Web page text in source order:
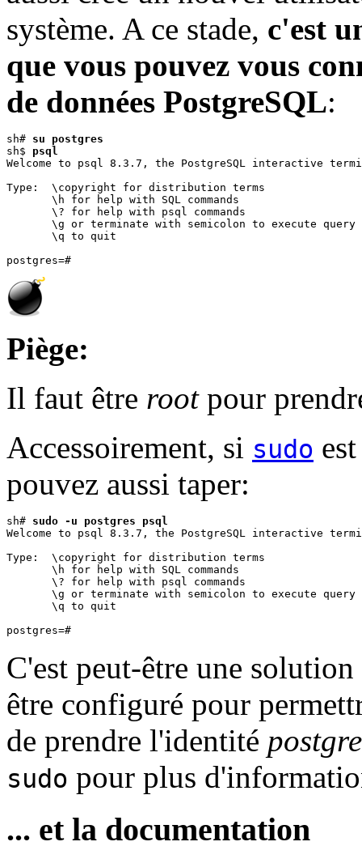
système. A ce stade, c'est
que vous pouvez vous
de données PostgreSQL:
sh# su postgres
sh$ psql
Welcome to psql 8.3.7, the PostgreSQL interactive
Type:  \copyright for distribution terms
       \h for help with SQL commands
       \? for help with psql commands
       \g or terminate with semicolon to execute query
       \q to quit
Piège:
Il faut être rootpour
Accessoirement, si sudo
pouvez aussi taper:
sh# sudo -u postgres psql
Welcome to psql 8.3.7, the PostgreSQL interactive
Type:  \copyright for distribution terms
       \h for help with SQL commands
       \? for help with psql commands
       \g or terminate with semicolon to execute query
       \q to quit
C'est peut-être une
être configuré pour
de prendre l'identité
sudo pour plus
... et la documentation